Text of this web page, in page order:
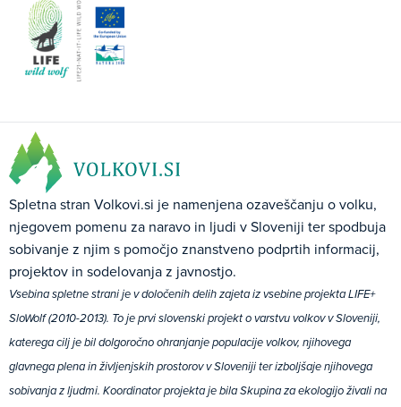
Spletna stran Volkovi.si je namenjena ozaveščanju o volku,
njegovem pomenu za naravo in ljudi v Sloveniji ter spodbuja
sobivanje z njim s pomočjo znanstveno podprtih informacij,
projektov in sodelovanja z javnostjo.
Vsebina spletne strani je v določenih delih zajeta iz vsebine projekta LIFE+
SloWolf (2010-2013). To je prvi slovenski projekt o varstvu volkov v Sloveniji,
katerega cilj je bil dolgoročno ohranjanje populacije volkov, njihovega
glavnega plena in življenjskih prostorov v Sloveniji ter izboljšaje njihovega
sobivanja z ljudmi. Koordinator projekta je bila Skupina za ekologijo živali na